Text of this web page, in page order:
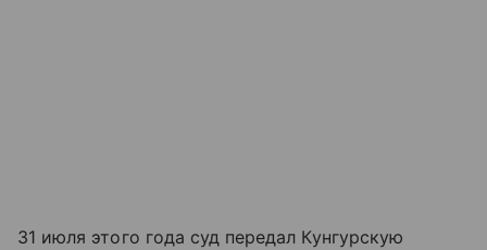
31 июля этого года суд передал Кунгурскую